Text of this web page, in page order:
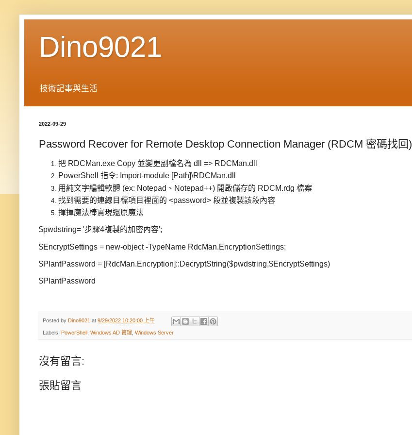
Dino9021
技術記事與生活
2022-09-29
Password Recover for Remote Desktop Connection Manager (RDCM 密碼找回)
把 RDCMan.exe Copy 並變更副檔名為 dll => RDCMan.dll
PowerShell 指令: Import-module [Path]\RDCMan.dll
用純文字編輯軟體 (ex: Notepad、Notepad++) 開啟儲存的 RDCM.rdg 檔案
找到需要的連線目標項目裡面的 <password> 段並複製該段內容
揮揮魔法棒實現還原魔法
$pwdstring= '步驟4複製的加密內容';
$EncryptSettings = new-object -TypeName RdcMan.EncryptionSettings;
$PlantPassword = [RdcMan.Encryption]::DecryptString($pwdstring,$EncryptSettings)
$PlantPassword
Posted by Dino9021 at 9/29/2022 10:20:00 上午
Labels: PowerShell Windows AD 管理 Windows Server
沒有留言:
張貼留言